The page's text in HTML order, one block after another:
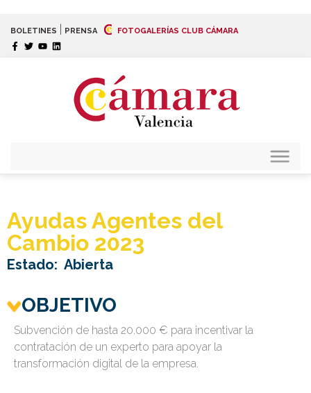
BOLETINES PRENSA FOTOGALERÍAS CLUB CÁMARA
Ayudas Agentes del
Cambio 2023
Estado: Abierta
OBJETIVO
Subvención de hasta 20.000 € para incentivar la
contratación de un experto para apoyar la
transformación digital de la empresa.